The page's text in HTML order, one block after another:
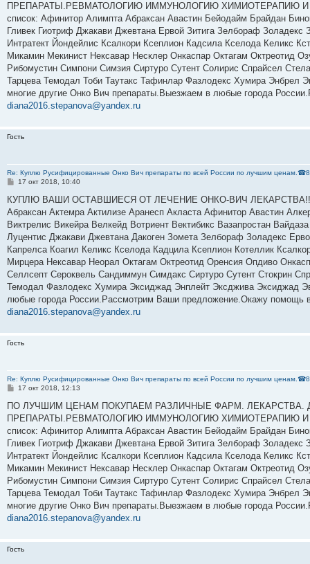
щ
е
и
е
ПРЕПАРАТЫ.РЕВМАТОЛОГИЮ ИММУНОЛОГИЮ ХИМИОТЕРАПИЮ И
список: Афинитор Алимпта Абраксан Авастин Бейодайм Брайдан
Гливек Гиотриф Джакави Джевтана Ервой Зитига Зелбораф
Интратект Йондейлис Ксалкори Ксеплион Кадсила Кселода Келикс
Микамин Мекинист Нексавар Несклер Онкаспар Октагам Октреотид
Рибомустин Симпони Симзия Сиртуро Сутент Солирис Спрайсел
Тарцева Темодал Тоби Таутакс Тафинлар Фазлодекс Хумира Энбрел
многие другие Онко Вич препараты.Выезжаем в любые города
diana2016.stepanova@yandex.ru
Гость
Re: Куплю Русифицированные Онко Вич препараты по всей России по лучшим
С
о
щ
е
и
е
17 окт 2018, 10:40
КУПЛЮ ВАШИ ОСТАВШИЕСЯ ОТ ЛЕЧЕНИЕ ОНКО-ВИЧ ЛЕКАРСТВА!!! По
Абраксан Актемра Актилизе Аранесп Акласта Афинитор Авастин
Виктрелис Викейра Велкейд Вотриент Вектибикс Вазапростан
Луцентис Джакави Джевтана Дакоген Зомета Зелбораф Золадекс
Капрелса Коагил Келикс Кселода Кадцила Ксеплион Котеллик
Мирцера Нексавар Неорал Октагам Октреотид Оренсия Опдиво
Селлсепт Сероквель Сандиммун Симдакс Сиртуро Сутент Стокрин
Темодал Фазлодекс Хумира Эксиджад Энплейт Эксджива Эксиджад
любые города России.Рассмотрим Ваши предложение.Окажу помощь
diana2016.stepanova@yandex.ru
Гость
Re: Куплю Русифицированные Онко Вич препараты по всей России по лучшим
С
о
щ
е
и
е
17 окт 2018, 12:13
ПО ЛУЧШИМ ЦЕНАМ ПОКУПАЕМ РАЗЛИЧНЫЕ ФАРМ. ЛЕКАРСТВА.
ПРЕПАРАТЫ.РЕВМАТОЛОГИЮ ИММУНОЛОГИЮ ХИМИОТЕРАПИЮ И
список: Афинитор Алимпта Абраксан Авастин Бейодайм Брайдан
Гливек Гиотриф Джакави Джевтана Ервой Зитига Зелбораф
Интратект Йондейлис Ксалкори Ксеплион Кадсила Кселода Келикс
Микамин Мекинист Нексавар Несклер Онкаспар Октагам Октреотид
Рибомустин Симпони Симзия Сиртуро Сутент Солирис Спрайсел
Тарцева Темодал Тоби Таутакс Тафинлар Фазлодекс Хумира Энбрел
многие другие Онко Вич препараты.Выезжаем в любые города
diana2016.stepanova@yandex.ru
Гость